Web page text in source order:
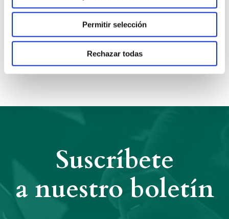
Permitir selección
Rechazar todas
Anterior Siguiente
Suscríbete
a nuestro boletín